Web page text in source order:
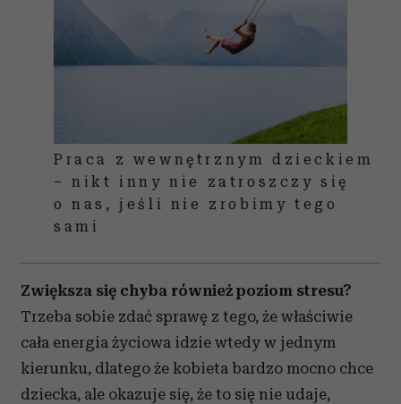
Praca z wewnętrznym dzieckiem
– nikt inny nie zatroszczy się
o nas, jeśli nie zrobimy tego
sami
Zwiększa się chyba również poziom stresu?
Trzeba sobie zdać sprawę z tego, że właściwie
cała energia życiowa idzie wtedy w jednym
kierunku, dlatego że kobieta bardzo mocno chce
dziecka, ale okazuje się, że to się nie udaje,